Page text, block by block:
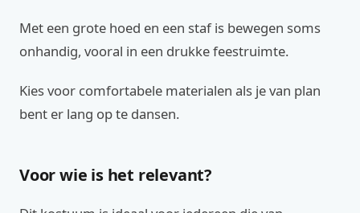
Met een grote hoed en een staf is bewegen soms
onhandig, vooral in een drukke feestruimte.
Kies voor comfortabele materialen als je van plan
bent er lang op te dansen.
Voor wie is het relevant?